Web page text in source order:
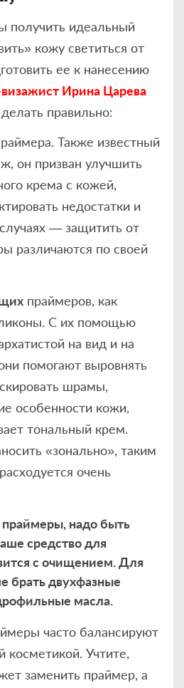
получить идеальный
кожу светиться от
ее к нанесению
Ирина Царева
правильно:
Также известный
он призван улучшить
крема с кожей,
недостатки и
— защитить от
различаются по своей
праймеров, как
С их помощью
на вид и на
помогают выровнять
шрамы,
особенности кожи,
тональный крем.
«зонально», таким
очень
праймеры, надо быть
средство для
с очищением. Для
брать двухфазные
масла.
часто балансируют
косметикой. Учтите,
заменить праймер, а